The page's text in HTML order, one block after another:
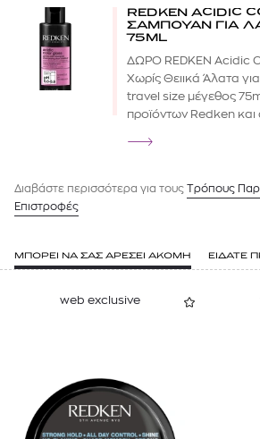
REDKEN ACIDIC
ΣΑΜΠΟΥΑΝ ΓΙΑ
75ML
ΔΩΡΟ REDKEN Acidic
Χωρίς Θειικά Άλατα
travel size μέγεθος
προϊόντων Redken και
Διαβάστε περισσότερα για τους Tρόπους
Επιστροφές
ΜΠΟΡΕΙ ΝΑ ΣΑΣ ΑΡΕΣΕΙ ΑΚΟΜΗ ΕΙΔΑΤΕ
web exclusive